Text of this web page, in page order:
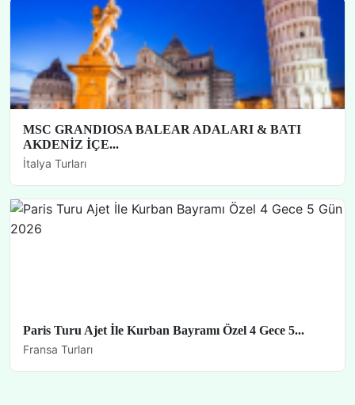
MSC GRANDIOSA BALEAR ADALARI & BATI
AKDENİZ İÇE...
İtalya Turları
Paris Turu Ajet İle Kurban Bayramı Özel 4 Gece 5...
Fransa Turları